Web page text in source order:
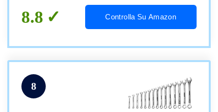
8.8 Controlla Su Amazon
8